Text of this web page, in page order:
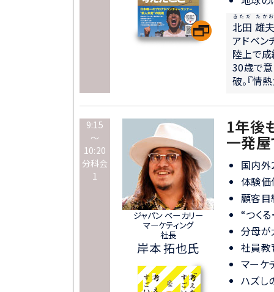
北田 雄
きただ たかお
アドベン
陸上で
30歳で意
破。『情
9:15
～
10:20
分科会
1
ジャパン ベーカリー
マーケティング
社長
岸本 拓也氏
1年後
一発屋
国内外
体験価
顧客目
“つく
分母が
社員教
マーケ
ハズし